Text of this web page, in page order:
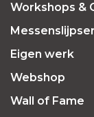
Workshops &
Eigen werk
Webshop
Wall of Fame